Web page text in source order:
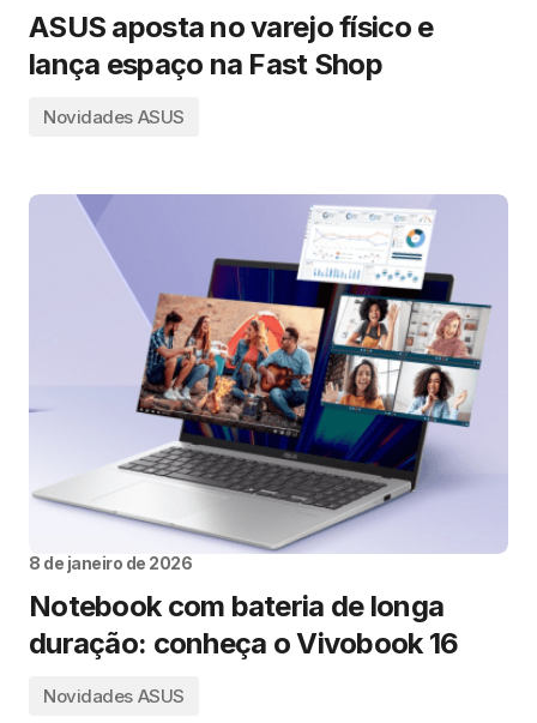
ASUS aposta no varejo físico e
lança espaço na Fast Shop
Novidades ASUS
8 de janeiro de 2026
Notebook com bateria de longa
duração: conheça o Vivobook 16
Novidades ASUS